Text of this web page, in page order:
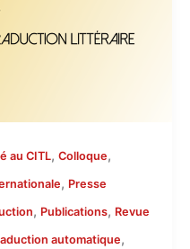
au CITL, Colloque,
, Presse
, Publications, Revue
automatique,